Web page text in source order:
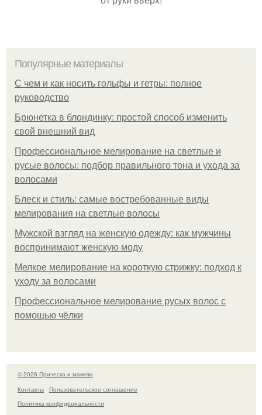
Популярные материалы
С чем и как носить гольфы и гетры: полное
руководство
Брюнетка в блондинку: простой способ изменить
свой внешний вид
Профессиональное мелирование на светлые и
русые волосы: подбор правильного тона и ухода за
волосами
Блеск и стиль: самые востребованные виды
мелирования на светлые волосы
Мужской взгляд на женскую одежду: как мужчины
воспринимают женскую моду
Мелкое мелирование на короткую стрижку: подход к
уходу за волосами
Профессиональное мелирование русых волос с
помощью чёлки
© 2026 Прическа и макияж
Контакты
Пользовательское соглашение
Политика конфидециальности